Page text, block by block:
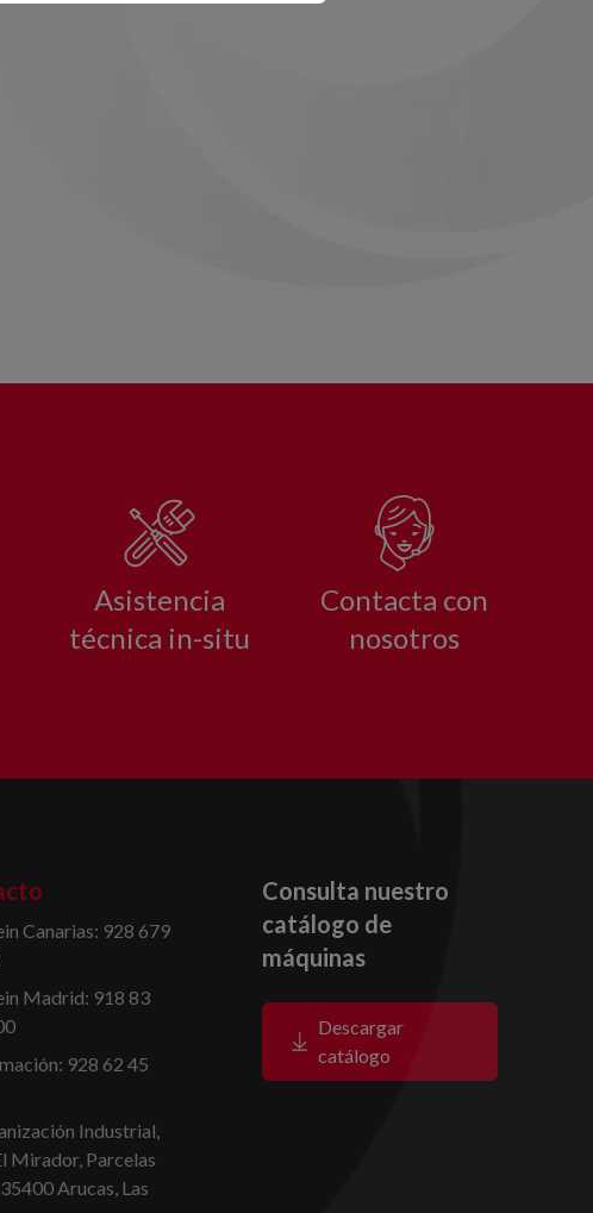
Asistencia
técnica in-situ
Contacta con
nosotros
Canarias: 928 679
Madrid: 918 83
928 62 45
Industrial,
Mirador, Parcelas
Arucas, Las
Consulta nuestro
catálogo de
máquinas
Descargar
catálogo